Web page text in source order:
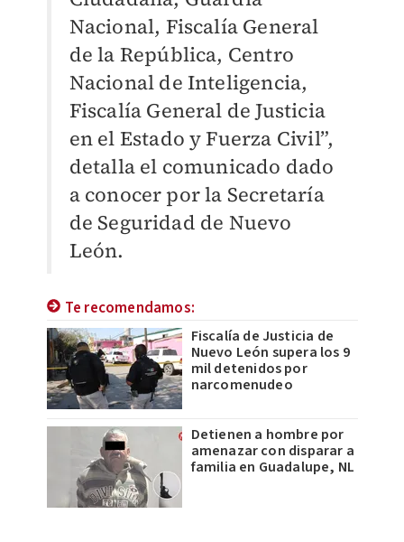
Nacional, Fiscalía General
de la República, Centro
Nacional de Inteligencia,
Fiscalía General de Justicia
en el Estado y Fuerza Civil”,
detalla el comunicado dado
a conocer por la Secretaría
de Seguridad de Nuevo
León.
Te recomendamos:
Fiscalía de Justicia de
Nuevo León supera los 9
mil detenidos por
narcomenudeo
Detienen a hombre por
amenazar con disparar a
familia en Guadalupe, NL